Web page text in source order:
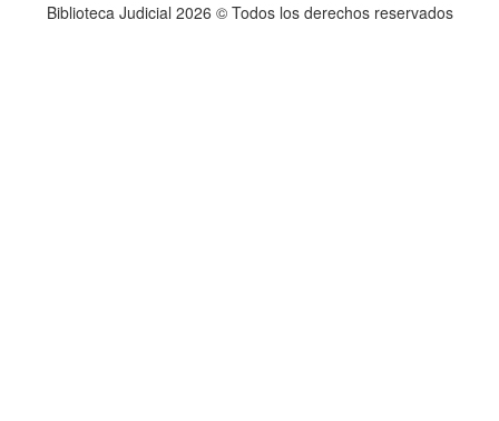
Biblioteca Judicial 2026 © Todos los derechos reservados